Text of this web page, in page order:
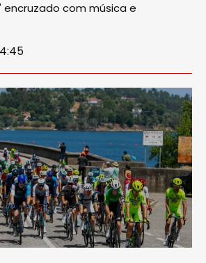
encruzado com música e